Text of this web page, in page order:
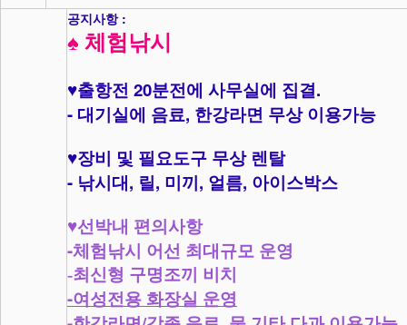
공지사항 :
♠ 체험낚시
♥출항전 20분전에 사무실에 집결.
- 대기실에 음료, 한강라면 무상 이용가능
♥장비 및 필요도구 무상 렌탈
- 낚시대 , 릴 , 미끼 , 얼름, 아이스박스
♥선박내 편의사항
-체험낚시 어선 최대규모 운영
-최신형 구명조끼 비치
-여성전용 화장실 운영